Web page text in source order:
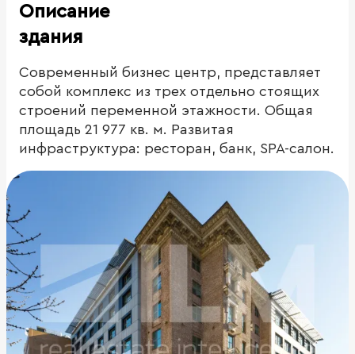
Описание
здания
Современный бизнес центр, представляет
собой комплекс из трех отдельно стоящих
строений переменной этажности. Общая
площадь 21 977 кв. м. Развитая
инфраструктура: ресторан, банк, SPA-салон.